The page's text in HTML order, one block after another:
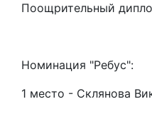
Поощрительный
Номинация "Ребус":
1 место - Склянова